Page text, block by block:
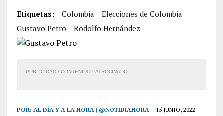
Etiquetas: Colombia
Elecciones de Colombia
Gustavo Petro
Rodolfo Hernández
PUBLICIDAD / CONTENIDO PATROCINADO
POR: AL DÍA Y A LA HORA | @NOTIDIAHORA 15 JUNIO, 2022